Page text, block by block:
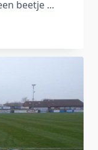
beetje ...